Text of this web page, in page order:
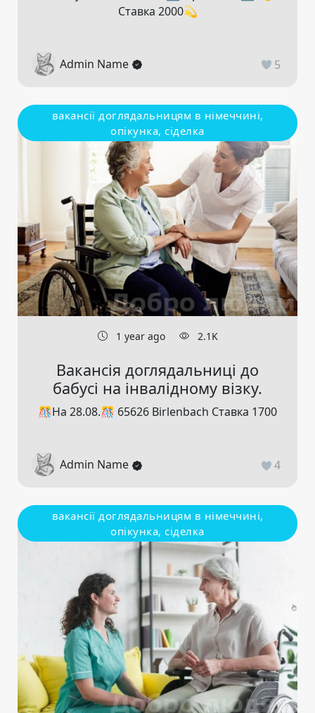
Ставка 2000💫
Admin Name 5
вакансії доглядальницям в німеччині,
опікунка, сіделка
1 year ago 2.1K
Вакансія доглядальниці до
бабусі на інвалідному візку.
🎊На 28.08.🎊 65626 Birlenbach Ставка 1700
Admin Name 4
вакансії доглядальницям в німеччині,
опікунка, сіделка